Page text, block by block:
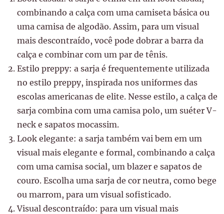
combinando a calça com uma camiseta básica ou
uma camisa de algodão. Assim, para um visual
mais descontraído, você pode dobrar a barra da
calça e combinar com um par de tênis.
Estilo preppy: a sarja é frequentemente utilizada
no estilo preppy, inspirada nos uniformes das
escolas americanas de elite. Nesse estilo, a calça de
sarja combina com uma camisa polo, um suéter V-
neck e sapatos mocassim.
Look elegante: a sarja também vai bem em um
visual mais elegante e formal, combinando a calça
com uma camisa social, um blazer e sapatos de
couro. Escolha uma sarja de cor neutra, como bege
ou marrom, para um visual sofisticado.
Visual descontraído: para um visual mais